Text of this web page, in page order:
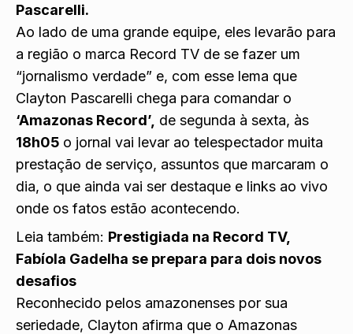
Pascarelli.
Ao lado de uma grande equipe, eles levarão para
a região o marca Record TV de se fazer um
“jornalismo verdade” e, com esse lema que
Clayton Pascarelli chega para comandar o
‘Amazonas Record’, de segunda à sexta, às
18h05 o jornal vai levar ao telespectador muita
prestação de serviço, assuntos que marcaram o
dia, o que ainda vai ser destaque e links ao vivo
onde os fatos estão acontecendo.
Leia também: Prestigiada na Record TV,
Fabíola Gadelha se prepara para dois novos
desafios
Reconhecido pelos amazonenses por sua
seriedade, Clayton afirma que o Amazonas